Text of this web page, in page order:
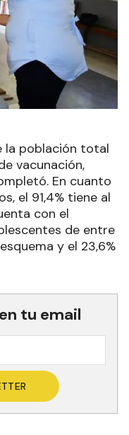
la población total
vacunación,
En cuanto
el 91,4% tiene al
con el
de entre
y el 23,6%
tu email